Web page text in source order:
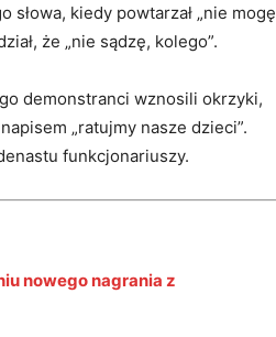
kiedy powtarzał „nie mogę
że „nie sądzę, kolego”.
demonstranci wznosili okrzyki,
„ratujmy nasze dzieci”.
funkcjonariuszy.
nowego nagrania z